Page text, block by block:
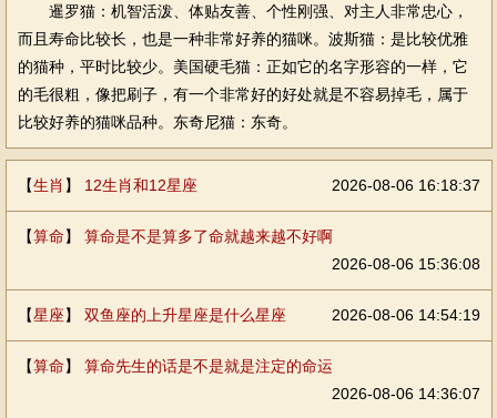
暹罗猫：机智活泼、体贴友善、个性刚强、对主人非常忠心，
而且寿命比较长，也是一种非常好养的猫咪。波斯猫：是比较优雅
的猫种，平时比较少。美国硬毛猫：正如它的名字形容的一样，它
的毛很粗，像把刷子，有一个非常好的好处就是不容易掉毛，属于
比较好养的猫咪品种。东奇尼猫：东奇。
【生肖 】 12生肖和12星座 2026-08-06 16:18:37
【算命】 算命是不是算多了命就越来越不好啊
2026-08-06 15:36:08
【星座】 双鱼座的上升星座是什么星座 2026-08-06 14:54:19
【算命】 算命先生的话是不是就是注定的命运
2026-08-06 14:36:07